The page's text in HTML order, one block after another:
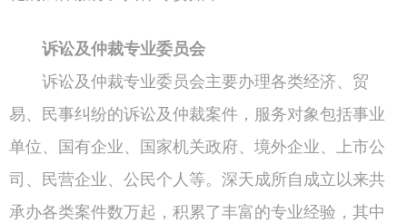
诉讼及仲裁专业委员会
诉讼及仲裁专业委员会主要办理各类经济、贸
易、民事纠纷的诉讼及仲裁案件，服务对象包括事业
单位、国有企业、国家机关政府、境外企业、上市公
司、民营企业、公民个人等。深天成所自成立以来共
承办各类案件数万起，积累了丰富的专业经验，其中